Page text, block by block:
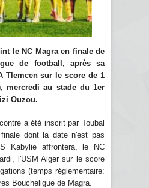
le NC Magra en finale de
de football, après sa
Tlemcen sur le score de 1
mercredi au stade du 1er
Ouzou.
a été inscrit par Toubal
dont la date n'est pas
Kabylie affrontera, le NC
l'USM Alger sur le score
(temps réglementaire:
Boucheligue de Magra.